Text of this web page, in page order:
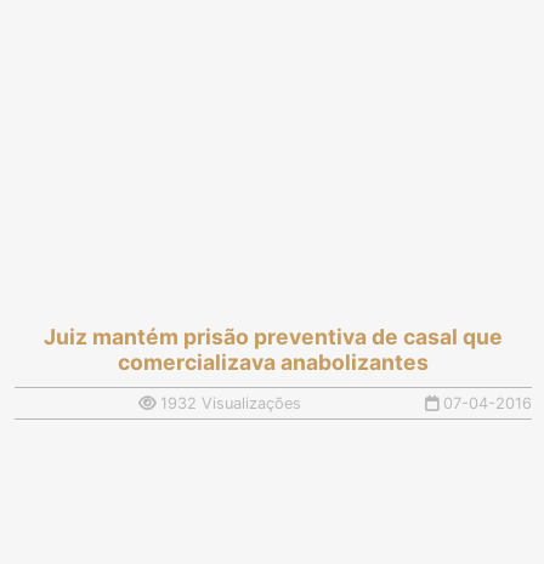
Juiz mantém prisão preventiva de casal que
comercializava anabolizantes
1932 Visualizações 07-04-2016